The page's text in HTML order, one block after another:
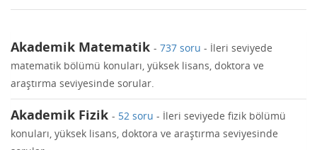
Akademik Matematik - 737 soru - İleri seviyede
matematik bölümü konuları, yüksek lisans, doktora ve
araştırma seviyesinde sorular.
Akademik Fizik - 52 soru - İleri seviyede fizik bölümü
konuları, yüksek lisans, doktora ve araştırma seviyesinde